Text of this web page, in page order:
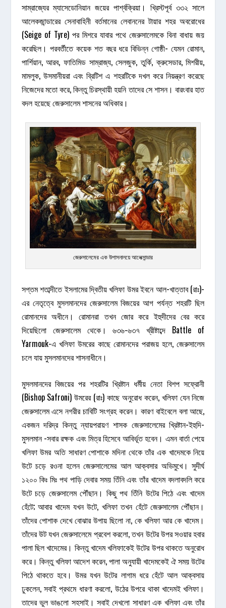
সাম্রাজ্যের ম্যাসেডোনিয়ান জয়ের পার্শ্বক্রিয়া। খ্রিস্টপূর্ব ৩৩২ সালে
আলেকজান্ডারের সেনাবাহিনী বর্তমানের লেবাননের টায়ার শহর অবরোধের
(Seige of Tyre) পর মিশরে যাবার পথে জেরুসালেমকে বিনা বাধায় জয়
করেছিল। পরবর্তীতে কয়েক শত বছর ধরে বিভিন্ন গোষ্ঠী- যেমন রোমান,
পার্শিয়ান, আরব, ফাতিমিড সাম্রাজ্য, সেলজুক, তুর্কি, ক্রুসেডার, মিশরীয়,
মামলুক, উসমানীয়রা এবং ব্রিটিশ এ শহরটিকে দখল করে নিয়ন্ত্রণ করেছে
নিজেদের মতো করে, কিন্তু চিরস্থায়ী হয়নি তাদের সে শাসন। বারংবার হাত
বদল হয়েছে জেরুসালেম শাসনের অধিকার।
জেরুসালেমের এক উপাসনালয়ে আলেক্সান্ডার
সপ্তম শতাব্দীতে ইসলামের দ্বিতীয় খলিফা উমর ইবনে আল-খাত্তাব (রাঃ)-
এর নেতৃত্বে মুসলমানদের জেরুসালেম বিজয়ের আগ পর্যন্ত শহরটি ছিল
রোমানদের অধীনে। রোমানরা তখন জোর করে ইহুদীদের বের করে
দিয়েছিলো জেরুসালেম থেকে। ৬৩৬-৬৩৭ খ্রীষ্টাব্দে Battle of
Yarmouk-এ খলিফা উমরের কাছে রোমানদের পরাজয় হলে, জেরুসালেম
চলে যায় মুসলমানদের শাসনাধীনে।
মুসলমানদের বিজয়ের পর শহরটির খ্রিষ্টান ধর্মীয় নেতা বিশপ সফ্রোনী
(Bishop Safroni) উমরের (রাঃ) কাছে অনুরোধ করেন, খলিফা যেন নিজে
জেরুসালেম এসে নগরীর চাবিটি সংগ্রহ করেন। কারণ বাইবেলে বলা আছে,
একজন দরিদ্র কিন্তু ন্যায়পরায়ণ শাসক জেরুসালেমের খ্রিষ্টান-ইহুদি-
মুসলমান -সবার রক্ষক এবং মিত্র হিসেবে আবির্ভূত হবেন। এমন বার্তা পেয়ে
খলিফা উমর অতি সাধারণ পোশাকে মদিনা থেকে তাঁর এক খাদেমকে নিয়ে
উটে চড়ে রওনা হলেন জেরুসালেমের আল আক্বসার অভিমুখে। সুদীর্ঘ
১২০০ কিঃ মিঃ পথ পাড়ি দেবার সময় তিঁনি এবং তাঁর খাদেম বদলাবদলি করে
উটে চড়ে জেরুসালেম পৌঁছান। কিছু পথ তিঁনি উটের পিঠে এবং খাদেম
হেঁটে; আবার খাদেম যখন উটে, খলিফা তখন হেঁটে জেরুসালেম পৌঁছান।
তাঁদের পোশাক দেখে বোঝার উপায় ছিলো না, কে খলিফা আর কে খাদেম।
তাঁদের উট যখন জেরুসালেমে প্রবেশ করলো, তখন উটের উপর সওয়ার হবার
পালা ছিল খাদেমের। কিন্তু খাদেম খলিফাকেই উটের উপর থাকতে অনুরোধ
করে। কিন্তু খলিফা আদেশ করেন, পালা অনুযায়ী খাদেমকেই ঐ সময় উটের
পিঠে থাকতে হবে। উমর যখন উটের লাগাম ধরে হেঁটে আল আক্বসায়
ঢুকলেন, সবাই প্রথমে ধারণা করলো, উঠের উপরে থাকা খাদেমই খলিফা।
তাদের ভুল ভাঙলো সহসাই। সবাই দেখলো সাধারণ এক খলিফা এবং তাঁর